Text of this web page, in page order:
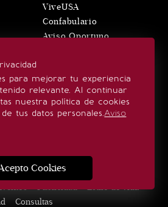
para mejorar tu experiencia
relevante. Al continuar
nuestra política de cookies
tus datos personales.Aviso
Cookies
ViveUSA
Confabulario
Aviso Oportuno
SÍGUENOS
Quiénes somos
Publicidad
Estilo de vida
Consultas